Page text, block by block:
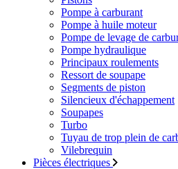
Pompe à carburant
Pompe à huile moteur
Pompe de levage de
Pompe hydraulique
Principaux roulements
Ressort de soupape
Segments de piston
Silencieux d'échappement
Soupapes
Turbo
Tuyau de trop plein de
Vilebrequin
Pièces électriques